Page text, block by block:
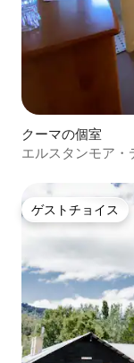
クーマの個室
エルスタンモア・
ゲストチョイス
ゲストチョイス